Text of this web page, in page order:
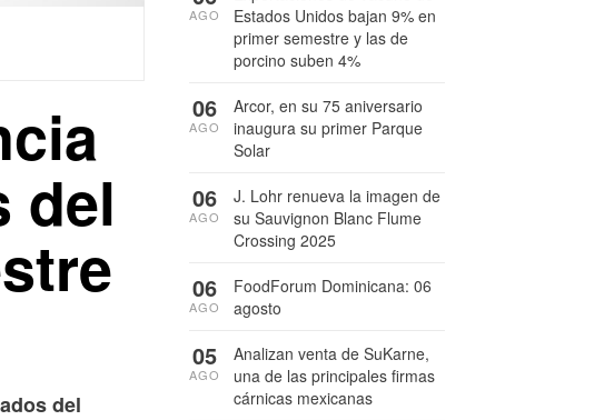
del
del
Estados Unidos bajan 9% en
primer semestre y las de
porcino suben 4%
AGO
Arcor, en su 75 aniversario
inaugura su primer Parque
Solar
06
AGO
J. Lohr renueva la imagen de
su Sauvignon Blanc Flume
Crossing 2025
06
AGO
FoodForum Dominicana: 06
agosto
06
AGO
Analizan venta de SuKarne,
una de las principales firmas
cárnicas mexicanas
05
AGO